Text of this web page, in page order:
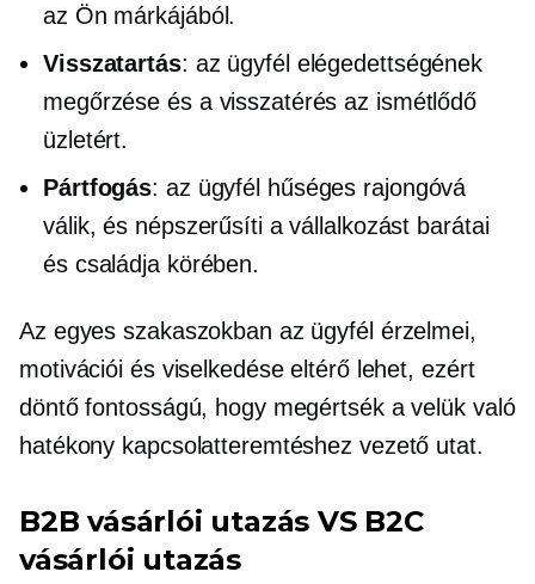
az Ön márkájából.
Visszatartás: az ügyfél elégedettségének
megőrzése és a visszatérés az ismétlődő
üzletért.
Pártfogás: az ügyfél hűséges rajongóvá
válik, és népszerűsíti a vállalkozást barátai
és családja körében.
Az egyes szakaszokban az ügyfél érzelmei,
motivációi és viselkedése eltérő lehet, ezért
döntő fontosságú, hogy megértsék a velük való
hatékony kapcsolatteremtéshez vezető utat.
B2B vásárlói utazás VS B2C
vásárlói utazás